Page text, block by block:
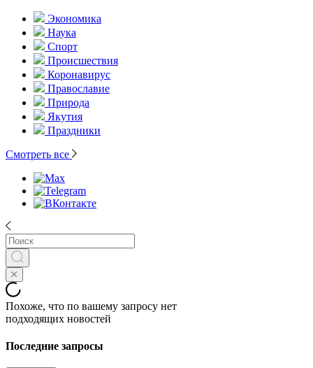
Экономика
Наука
Спорт
Происшествия
Коронавирус
Православие
Природа
Якутия
Праздники
Смотреть все
Похоже, что по вашему запросу нет
подходящих новостей
Последние запросы